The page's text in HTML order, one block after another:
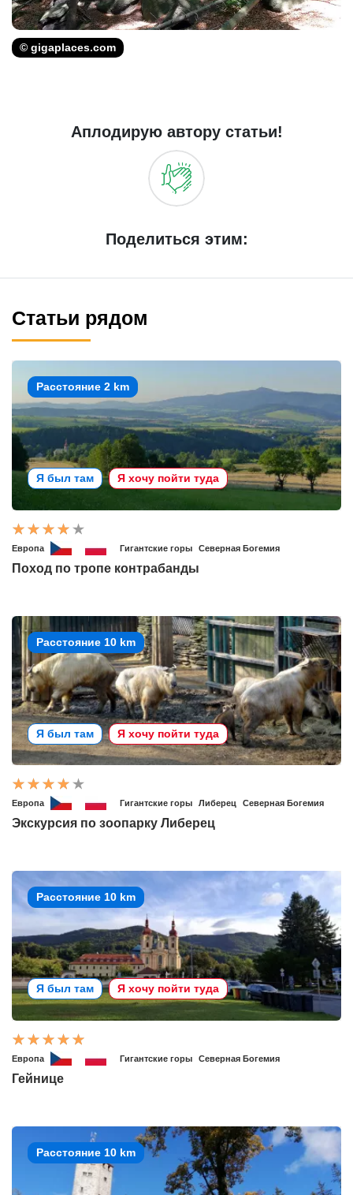
© gigaplaces.com
Аплодирую автору статьи!
Поделиться этим:
Статьи рядом
Расстояние 2 km
Я был там Я хочу пойти туда
Европа Гигантские горы Северная Богемия
Поход по тропе контрабанды
Расстояние 10 km
Я был там Я хочу пойти туда
Европа Гигантские горы Либерец Северная Богемия
Экскурсия по зоопарку Либерец
Расстояние 10 km
Я был там Я хочу пойти туда
Европа Гигантские горы Северная Богемия
Гейнице
Расстояние 10 km